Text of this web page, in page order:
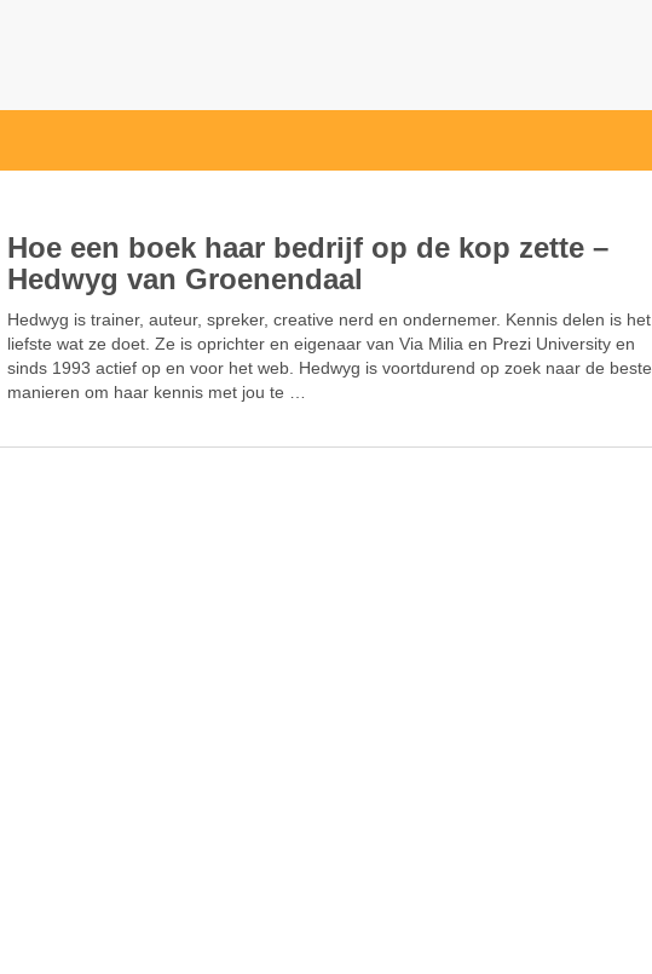
Hoe een boek haar bedrijf op de kop zette –
Hedwyg van Groenendaal
Hedwyg is trainer, auteur, spreker, creative nerd en ondernemer. Kennis delen is het
liefste wat ze doet. Ze is oprichter en eigenaar van Via Milia en Prezi University en
sinds 1993 actief op en voor het web. Hedwyg is voortdurend op zoek naar de beste
manieren om haar kennis met jou te …